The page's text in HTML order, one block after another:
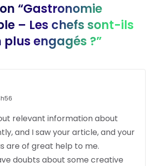
“Gastronomie
– Les chefs sont-ils
plus engagés ?”
relevant information about
and I saw your article, and your
are of great help to me.
doubts about some creative